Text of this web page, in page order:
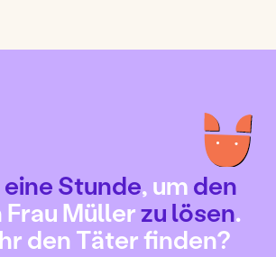
eine Stunde, umden
Frau Müllerzu lösen.
den Täter finden?